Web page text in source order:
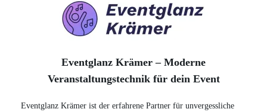
Eventglanz Krämer – Moderne
Veranstaltungstechnik für dein Event
Eventglanz Krämer ist der erfahrene Partner für unvergessliche